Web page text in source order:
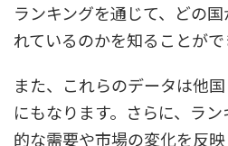
ランキングを通じて、どの
れているのかを知ることがで
また、これらのデータは他
にもなります。さらに、ラ
的な需要や市場の変化を反